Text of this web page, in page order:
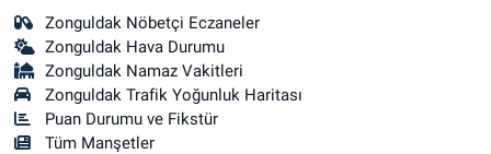
Zonguldak Nöbetçi Eczaneler
Zonguldak Hava Durumu
Zonguldak Namaz Vakitleri
Zonguldak Trafik Yoğunluk Haritası
Puan Durumu ve Fikstür
Tüm Manşetler